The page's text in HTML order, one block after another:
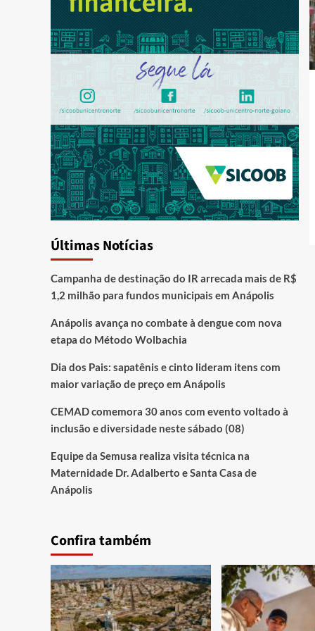
Últimas Notícias
Campanha de destinação do IR arrecada mais de R$
1,2 milhão para fundos municipais em Anápolis
Anápolis avança no combate à dengue com nova
etapa do Método Wolbachia
Dia dos Pais: sapatênis e cinto lideram itens com
maior variação de preço em Anápolis
CEMAD comemora 30 anos com evento voltado à
inclusão e diversidade neste sábado (08)
Equipe da Semusa realiza visita técnica na
Maternidade Dr. Adalberto e Santa Casa de
Anápolis
Confira também